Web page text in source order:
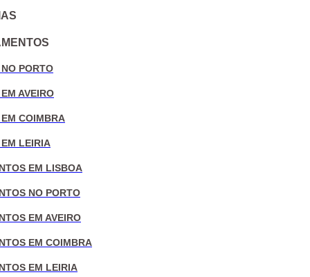
PORTO
AVEIRO
COIMBRA
LEIRIA
EM LISBOA
NO PORTO
EM AVEIRO
EM COIMBRA
EM LEIRIA